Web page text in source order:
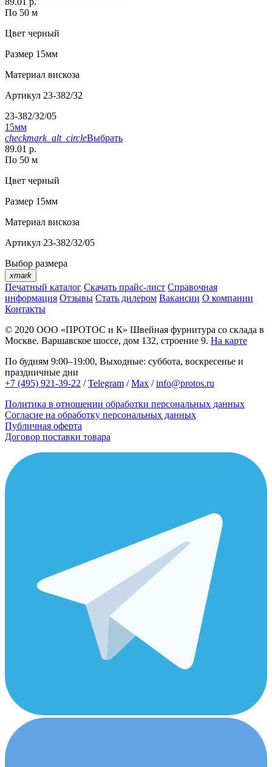
По 50 м
Цвет черный
Размер 15мм
Материал вискоза
Артикул 23-382/32
23-382/32/05
15мм
checkmark_alt_circleВыбрать
89.01 р.
По 50 м
Цвет черный
Размер 15мм
Материал вискоза
Артикул 23-382/32/05
Выбор размера
xmark
Печатный каталог Скачать прайс-лист Справочная
информация Отзывы Стать дилером Вакансии О компании
Контакты
© 2020 ООО «ПРОТОС и К» Швейная фурнитура со склада в
Москве. Варшавское шоссе, дом 132, строение 9. На карте
По будням 9:00–19:00, Выходные: суббота, воскресенье и
праздничные дни
+7 (495) 921-39-22 /Telegram /Max /info@protos.ru
Политика в отношении обработки персональных данных
Согласие на обработку персональных данных
Публичная оферта
Договор поставки товара